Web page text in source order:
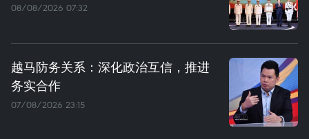
08/08/2026 07:32
越马防务关系：深化政治互信，推进
务实合作
07/08/2026 23:15